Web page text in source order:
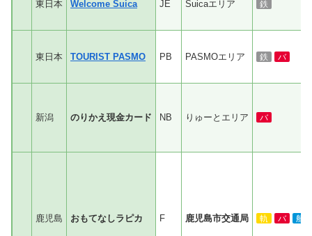
東日本 Welcome Suica JE Suicaエリア 鉄
東日本 TOURIST PASMO PB PASMOエリア 鉄 バ
新潟 のりかえ現金カード NB りゅーとエリア バ
鹿児島 おもてなしラピカ F 鹿児島市交通局 軌 バ 船